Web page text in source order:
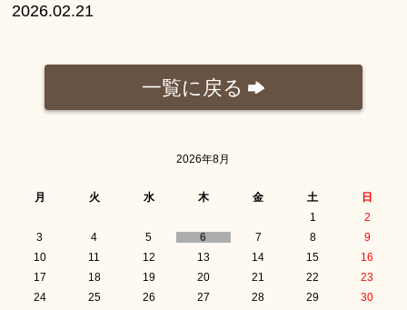
2026.02.21
一覧に戻る
2026年8月
月 火 水 木 金 土
日
1
2
3
4 5 6 7 8
9
10
11 12 13 14 15
16
17
18 19 20 21 22
23
24
25 26 27 28 29
30